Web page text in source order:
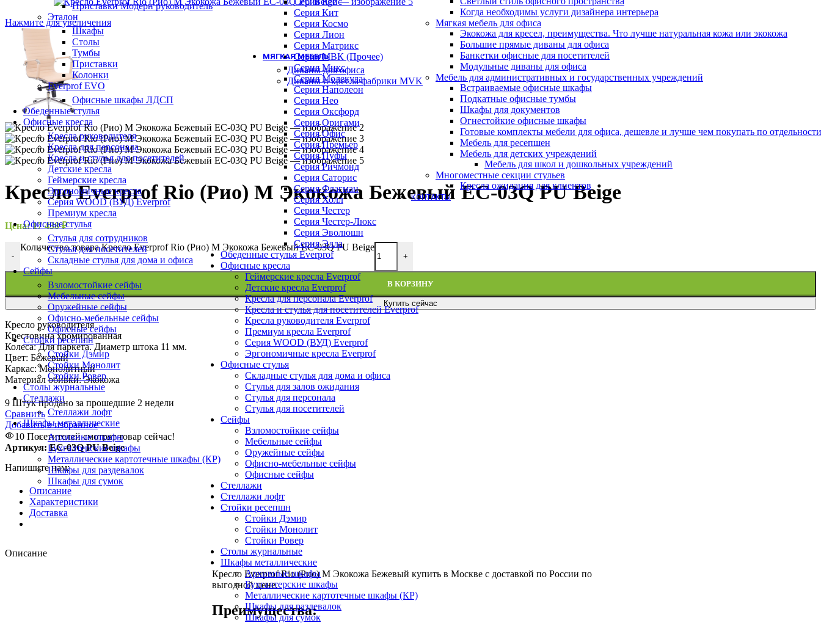
Когда необходимы услуги дизайнера интерьера
Мягкая мебель для офиса
Экокожа для кресел, преимущества. Что лучше натуральная кожа или экокожа
Большие прямые диваны для офиса
Банкетки офисные для посетителей
Модульные диваны для офиса
Мебель для административных и государственных учреждений
Встраиваемые офисные шкафы
Подкатные офисные тумбы
Шкафы для документов
Огнестойкие офисные шкафы
Готовые комплекты мебели для офиса, дешевле и лучше чем покупать по отдельности
Мебель для ресепшен
Мебель для детских учреждений
Мебель для школ и дошкольных учреждений
Многоместные секции стульев
Кресла ожидания для клиентов
КОНТАКТЫ
Серия Кит
Серия Космо
Серия Лион
Серия Матрикс
Серия МВК (Прочее)
Серия Микс
Серия Молекула
Серия Наполеон
Серия Нео
Серия Оксфорд
Серия Оригами
Серия Офис
Серия Премьер
Серия Пуфы
Серия Ричмонд
Серия Саторис
Серия Флагман
Серия Холл
Серия Честер
Серия Честер-Люкс
Серия Эволюшн
Серия Элла
Обеденные стулья Everprof
Офисные кресла
Геймерские кресла Everprof
Детские кресла Everprof
Кресла для персонала Everprof
Кресла и стулья для посетителей Everprof
Кресла руководителя Everprof
Премиум кресла Everprof
Серия WOOD (ВУД) Everprof
Эргономичные кресла Everprof
Офисные стулья
Складные стулья для дома и офиса
Стулья для залов ожидания
Стулья для персонала
Стулья для посетителей
Сейфы
Взломостойкие сейфы
Мебельные сейфы
Оружейные сейфы
Офисно-мебельные сейфы
Офисные сейфы
Стеллажи
Стеллажи лофт
Стойки ресепшн
Стойки Дэмир
Стойки Монолит
Стойки Ровер
Столы журнальные
Шкафы металлические
Архивные шкафы
Бухгалтерские шкафы
Металлические картотечные шкафы (КР)
Шкафы для раздевалок
Шкафы для сумок
Приставки Модерн руководитель
Эталон
Шкафы
Столы
Тумбы
Приставки
Колонки
Everprof EVO
Офисные шкафы ЛДСП
Обеденные стулья
Офисные кресла
Кресла руководителя
Кресла для персонала
Кресла и стулья для посетителей
Детские кресла
Геймерские кресла
Эргономичные кресла
Серия WOOD (ВУД) Everprof
Премиум кресла
Офисные стулья
Стулья для сотрудников
Стулья для посетителей
Складные стулья для дома и офиса
Сейфы
Взломостойкие сейфы
Мебельные сейфы
Оружейные сейфы
Офисно-мебельные сейфы
Офисные сейфы
Стойки ресепшн
Стойки Дэмир
Стойки Монолит
Стойки Ровер
Столы журнальные
Стеллажи
Стеллажи лофт
Шкафы металлические
Архивные шкафы
Бухгалтерские шкафы
Металлические картотечные шкафы (КР)
Шкафы для раздевалок
Шкафы для сумок
Обеденные стулья
Премиум кресла
Серия WOOD (ВУД)
Офисные стулья
МЯГКАЯ МЕБЕЛЬ
Диваны для офиса
Диваны и кресла фабрики MVK
Нажмите для увеличения
Кресло Everprof Rio (Рио) M Экокожа Бежевый EC-03Q PU Beige
Цена:17 438₽
-
Количество товара Кресло Everprof Rio (Рио) M Экокожа Бежевый EC-03Q PU Beige
+
В КОРЗИНУ
Купить сейчас
Кресло руководителя
Крестовина хромированная
Колеса: Для паркета. Диаметр штока 11 мм.
Цвет: Бежевый
Каркас: Монолитный
Материал обивки: Экокожа
9 Штук продано за прошедшие 2 недели
Сравнить
Добавить в избранное
10 Посетителей смотрят товар сейчас!
Артикул:EC-03Q PU Beige
Напишите нам:
Описание
Характеристики
Доставка
Описание
Кресло Everprof Rio (Рио) M Экокожа Бежевый купить в Москве с доставкой по России по
выгодной цене.
Преимущества: